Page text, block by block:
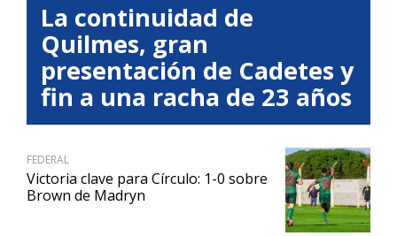
La continuidad de
Quilmes, gran
presentación de Cadetes y
fin a una racha de 23 años
FEDERAL
Victoria clave para Círculo: 1-0 sobre
Brown de Madryn